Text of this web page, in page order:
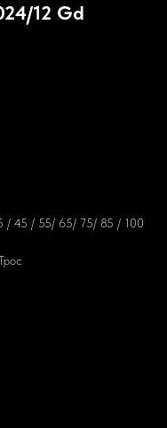
12 Gd
/ 45 / 55/ 65/ 75/ 85 / 100